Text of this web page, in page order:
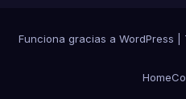
Funciona gracias a WordPress
Home